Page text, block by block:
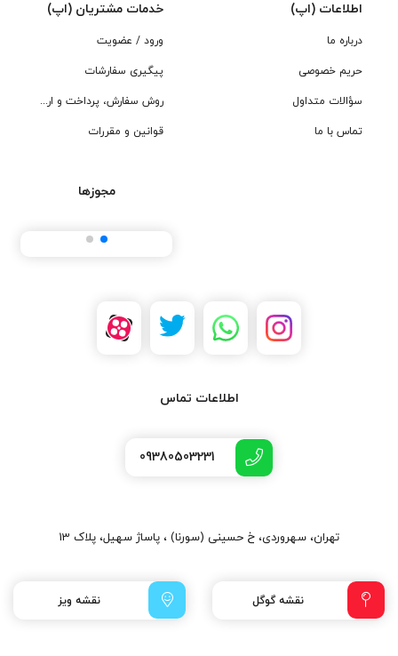
اطلاعات (اپ)
درباره ما
حریم خصوصی
سؤالات متداول
تماس با ما
خدمات مشتریان (اپ)
ورود / عضویت
پیگیری سفارشات
روش سفارش، پرداخت و ارسال
قوانین و مقررات
مجوزها
اطلاعات تماس
09380503231
تهران، سهروردی، خ حسینی (سورنا) ، پاساژ سهیل، پلاک 13
نقشه گوگل نقشه ویز